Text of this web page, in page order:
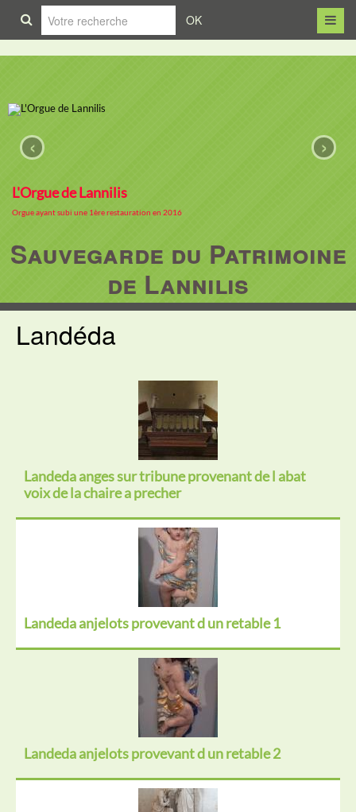
OK
L'Orgue de Lannilis
Orgue ayant subi une 1ère restauration en 2016
‹ ›
Sauvegarde du Patrimoine
de Lannilis
Landéda
Landeda anges sur tribune provenant de l abat
voix de la chaire a precher
Landeda anjelots provevant d un retable 1
Landeda anjelots provevant d un retable 2